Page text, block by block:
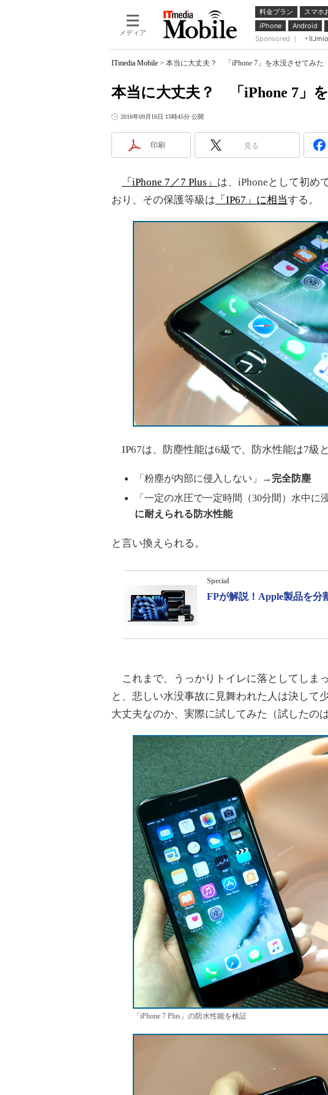
メディア
料金プラン スマホ
iPhone
Android
Sponsored ｜
IIJmio
ITmedia Mobile > 本当に大丈夫？ 「iPhone 7」を水没させてみた
本当に大丈夫？ 「iPhone 7」
2016年09月16日 15時45分 公開
印刷 見る
「iPhone 7／7 Plus」 は、iPhoneとして初め
おり、その保護等級は 「IP67」に相当する。
IP67は、防塵性能は6級で、防水性能は7級と
「粉塵が内部に侵入しない」→ 完全防塵
「一定の水圧で一定時間（30分間）水中
に耐えられる防水性能
と言い換えられる。
Special
FPが解説！Apple製品を分
これまで、うっかりトイレに落としてしま
と、悲しい水没事故に見舞われた人は決して
大丈夫なのか、実際に試してみた（試したのは
「iPhone 7 Plus」の防水性能を検証